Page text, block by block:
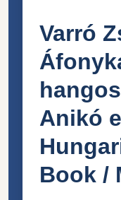
Varró
Anikó
Book /